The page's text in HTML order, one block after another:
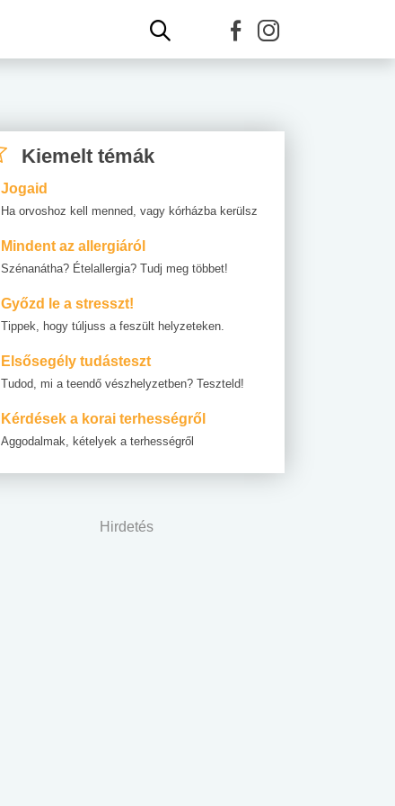
Kiemelt témák
Jogaid
Ha orvoshoz kell menned, vagy kórházba kerülsz
Mindent az allergiáról
Szénanátha? Ételallergia? Tudj meg többet!
Győzd le a stresszt!
Tippek, hogy túljuss a feszült helyzeteken.
Elsősegély tudásteszt
Tudod, mi a teendő vészhelyzetben? Teszteld!
Kérdések a korai terhességről
Aggodalmak, kételyek a terhességről
Hirdetés